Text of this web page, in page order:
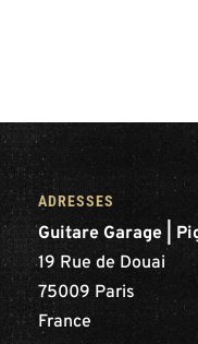
ADRESSES
Guitare Garage |
19 Rue de Douai
75009 Paris
France